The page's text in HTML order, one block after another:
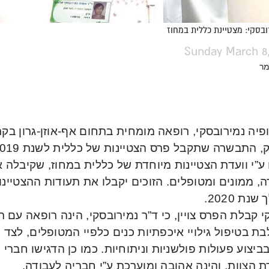
מצטיינת כללית במחוז
Sunday March
נמירובסקי, רופאה מומחית בתחום אף-אוזן-גרון
ע”י וועדת הצטיינות מיוחדת של כללית במחוז,
ממונים ומטופלים. הזוכים יקבלו את תעודות
2020.
קבלת הפרס צויין, כי ד”ר נמירובסקי, הינה רופאה
בטיפול גילויי איכפתיות כנים כלפיי המטופלים,
בביצוע פעולות פולשניות וניתוחיות. כמו כן הדגישו
הצוות, והינה אהובה ומוערכת ע”י חבריה לעבודה.